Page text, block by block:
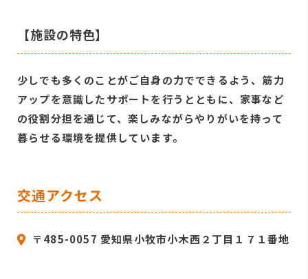
【施設の特色】
少しでも多くのことがご自身の力でできるよう、筋力
アップを意識したサポートを行うとともに、家事など
の役割分担を通じて、楽しみながらやりがいを持って
暮らせる環境を提供しています。
交通アクセス
〒485-0057 愛知県小牧市小木西２丁目１７１番地